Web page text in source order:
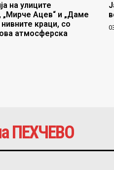
на улиците
„Мирче Ацев“ и „Даме
нивните краци, со
атмосферска
ПЕХЧЕВО